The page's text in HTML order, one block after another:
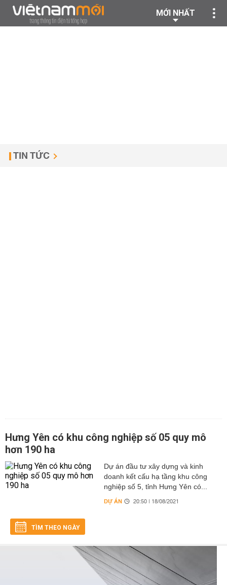
MỚI NHẤT
TIN TỨC
Hưng Yên có khu công nghiệp số 05 quy mô
hơn 190 ha
Dự án đầu tư xây dựng và kinh
doanh kết cấu hạ tầng khu công
nghiệp số 5, tỉnh Hưng Yên có...
DỰ ÁN 20:50 | 18/08/2021
TÌM THEO NGÀY